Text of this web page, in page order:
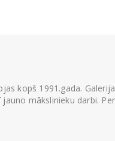
kopš 1991.gada.
mākslinieku darbi.